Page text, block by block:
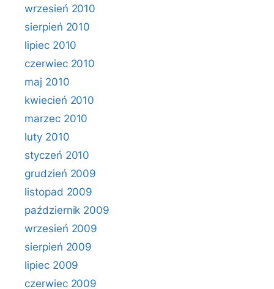
wrzesień 2010
sierpień 2010
lipiec 2010
czerwiec 2010
maj 2010
kwiecień 2010
marzec 2010
luty 2010
styczeń 2010
grudzień 2009
listopad 2009
październik 2009
wrzesień 2009
sierpień 2009
lipiec 2009
czerwiec 2009